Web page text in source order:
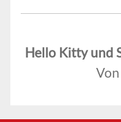
Hello Kitty und